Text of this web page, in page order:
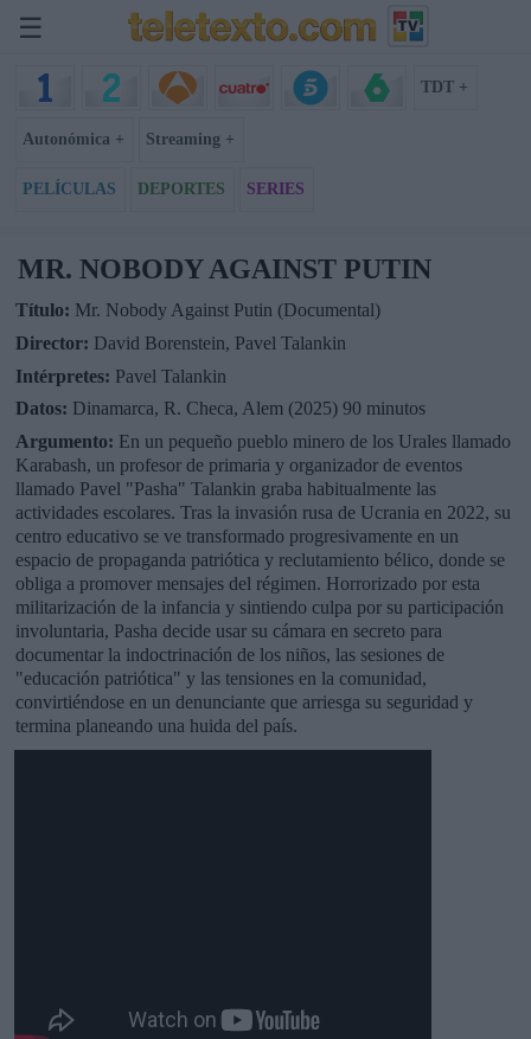
☰
TDT +
Autonómica + Streaming +
PELÍCULAS DEPORTES SERIES
MR. NOBODY AGAINST PUTIN
Título: Mr. Nobody Against Putin (Documental)
Director: David Borenstein, Pavel Talankin
Intérpretes: Pavel Talankin
Datos: Dinamarca, R. Checa, Alem (2025) 90 minutos
Argumento: En un pequeño pueblo minero de los Urales llamado
Karabash, un profesor de primaria y organizador de eventos
llamado Pavel "Pasha" Talankin graba habitualmente las
actividades escolares. Tras la invasión rusa de Ucrania en 2022, su
centro educativo se ve transformado progresivamente en un
espacio de propaganda patriótica y reclutamiento bélico, donde se
obliga a promover mensajes del régimen. Horrorizado por esta
militarización de la infancia y sintiendo culpa por su participación
involuntaria, Pasha decide usar su cámara en secreto para
documentar la indoctrinación de los niños, las sesiones de
"educación patriótica" y las tensiones en la comunidad,
convirtiéndose en un denunciante que arriesga su seguridad y
termina planeando una huida del país.